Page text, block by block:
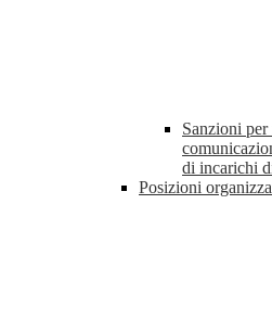
Sanzioni per
di incarichi
Posizioni